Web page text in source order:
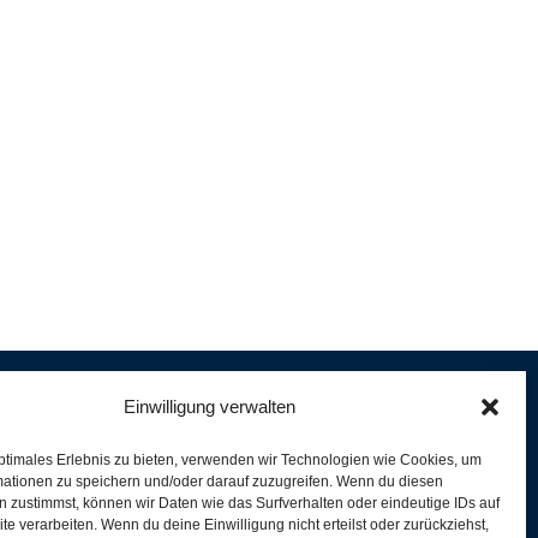
Einwilligung verwalten
Erlebnis zu bieten, verwenden wir Technologien wie Cookies, um
zu speichern und/oder darauf zuzugreifen. Wenn du diesen
zustimmst, können wir Daten wie das Surfverhalten oder eindeutige IDs auf
verarbeiten. Wenn du deine Einwilligung nicht erteilst oder zurückziehst,
und